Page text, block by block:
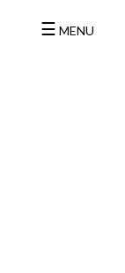
☰ MENU